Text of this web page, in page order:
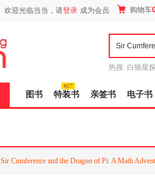
欢迎光临当当，请登录 成为会员 购物车
热搜: 白狼星
图书 特装书 亲签书 电子书
Sir Cumference and the Dragon of Pi: A Math